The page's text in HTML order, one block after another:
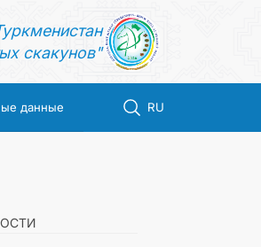
скакунов"
данные RU